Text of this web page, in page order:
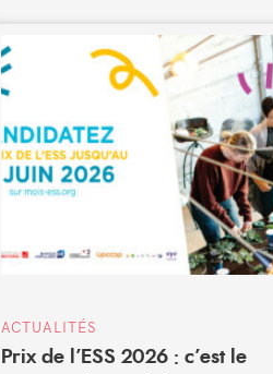
ACTUALITÉS
Prix de l’ESS 2026 : c’est le